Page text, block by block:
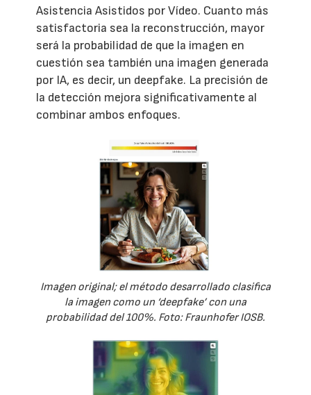
Asistencia Asistidos por Vídeo. Cuanto más
satisfactoria sea la reconstrucción, mayor
será la probabilidad de que la imagen en
cuestión sea también una imagen generada
por IA, es decir, un deepfake. La precisión de
la detección mejora significativamente al
combinar ambos enfoques.
Imagen original; el método desarrollado clasifica
la imagen como un ‘deepfake’ con una
probabilidad del 100%. Foto: Fraunhofer IOSB.